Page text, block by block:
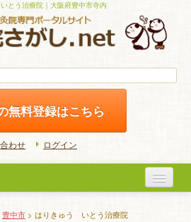
とう治療院｜大阪府豊中市寺内
無料登録はこちら
わせ ログイン
豊中市 > はりきゅう いとう治療院